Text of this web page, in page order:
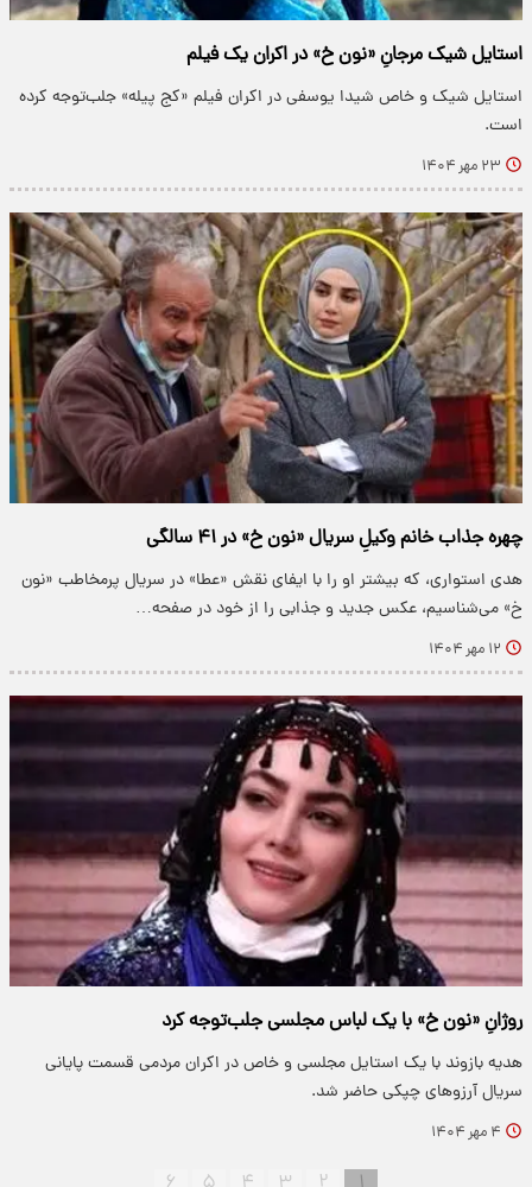
استایل شیک مرجانِ «نون خ» در اکران یک فیلم
استایل شیک و خاص شیدا یوسفی در اکران فیلم «کج پیله» جلب‌توجه کرده
است.
۲۳ مهر ۱۴۰۴
چهره جذاب خانم وکیلِ سریال «نون خ» در ۴۱ سالگی
هدی استواری، که بیشتر او را با ایفای نقش «عطا» در سریال پرمخاطب «نون
خ» می‌شناسیم، عکس جدید و جذابی را از خود در صفحه…
۱۲ مهر ۱۴۰۴
روژانِ «نون خ» با یک لباس مجلسی جلب‌توجه کرد
هدیه بازوند با یک استایل مجلسی و خاص در اکران مردمی قسمت پایانی
سریال آرزوهای چپکی حاضر شد.
۴ مهر ۱۴۰۴